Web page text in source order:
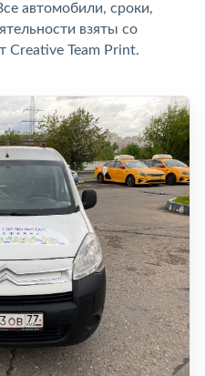
автомобили, сроки,
взяты со
Creative Team Print.